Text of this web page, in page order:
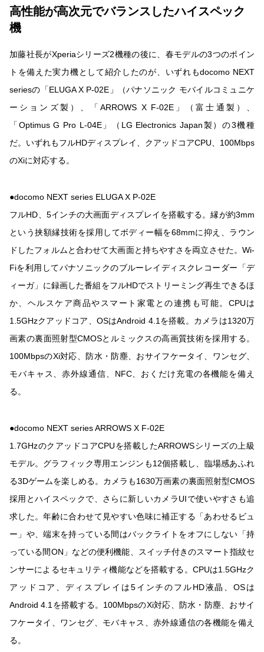
高性能が高次元でバランスしたハイスペック
機
加藤社長がXperiaシリーズ2機種の後に、春モデルの3つのポイン
トを備えた実力機として紹介したのが、いずれもdocomo NEXT
seriesの「ELUGA X P-02E」（パナソニック モバイルコミュニケ
ーションズ製）、「ARROWS X F-02E」（富士通製）、
「Optimus G Pro L-04E」（LG Electronics Japan製）の3機種
だ。いずれもフルHDディスプレイ、クアッドコアCPU、100Mbps
のXiに対応する。
●docomo NEXT series ELUGA X P-02E
フルHD、5インチの大画面ディスプレイを搭載する。縁が約3mm
という挟額縁技術を採用してボディー幅を68mmに抑え、ラウン
ドしたフォルムと合わせて大画面と持ちやすさを両立させた。Wi-
Fiを利用してパナソニックのブルーレイディスクレコーダー「デ
ィーガ」に録画した番組をフルHDでストリーミング再生できるほ
か、ヘルスケア商品やスマート家電との連携も可能。CPUは
1.5GHzクアッドコア、OSはAndroid 4.1を搭載。カメラは1320万
画素の裏面照射型CMOSとルミックスの高画質技術を採用する。
100MbpsのXi対応、防水・防塵、おサイフケータイ、ワンセグ、
モバキャス、赤外線通信、NFC、おくだけ充電の各機能を備え
る。
●docomo NEXT series ARROWS X F-02E
1.7GHzのクアッドコアCPUを搭載したARROWSシリーズの上級
モデル。グラフィック専用エンジンも12個搭載し、臨場感あふれ
る3Dゲームを楽しめる。カメラも1630万画素の裏面照射型CMOS
採用とハイスペックで、さらに新しいカメラUIで使いやすさも追
求した。年齢に合わせて見やすい色味に補正する「あわせるビュ
ー」や、端末を持っている間はバックライトをオフにしない「持
っている間ON」などの便利機能、スイッチ付きのスマート指紋セ
ンサーによるセキュリティ機能などを搭載する。CPUは1.5GHzク
アッドコア、ディスプレイは5インチのフルHD液晶、OSは
Android 4.1を搭載する。100MbpsのXi対応、防水・防塵、おサイ
フケータイ、ワンセグ、モバキャス、赤外線通信の各機能を備え
る。